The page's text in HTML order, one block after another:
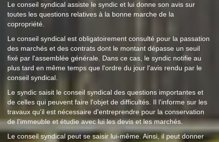
Le conseil syndical assiste le syndic et lui donne son avis sur
toutes les questions relatives à la bonne marche de la
copropriété.
Le conseil syndical est obligatoirement consulté pour la passation
des marchés et des contrats dont le montant dépasse un seuil
fixé par l'assemblée générale. Dans ce cas, le syndic notifie au
plus tard en même temps que l'ordre du jour l'avis rendu par le
conseil syndical.
Le syndic saisit le conseil syndical des questions importantes et
de celles qui peuvent faire l'objet de difficultés. Il l'informe sur les
travaux qu'il est nécessaire d'entreprendre pour la conservation
de l'immeuble et étudie avec lui les devis et les marchés.
Le conseil syndical peut se saisir lui-même. Ainsi, il peut donner